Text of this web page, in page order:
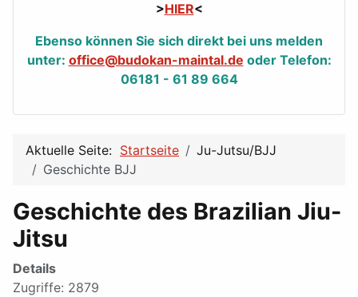
>HIER<
Ebenso können Sie sich direkt bei uns melden
unter: office@budokan-maintal.de oder Telefon:
06181 - 61 89 664
Aktuelle Seite: Startseite
Ju-Jutsu/BJJ
Geschichte BJJ
Geschichte des Brazilian Jiu-
Jitsu
Details
Zugriffe: 2879